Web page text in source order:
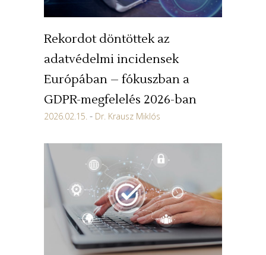
Rekordot döntöttek az
adatvédelmi incidensek
Európában – fókuszban a
GDPR-megfelelés 2026-ban
2026.02.15. Dr. Krausz Miklós